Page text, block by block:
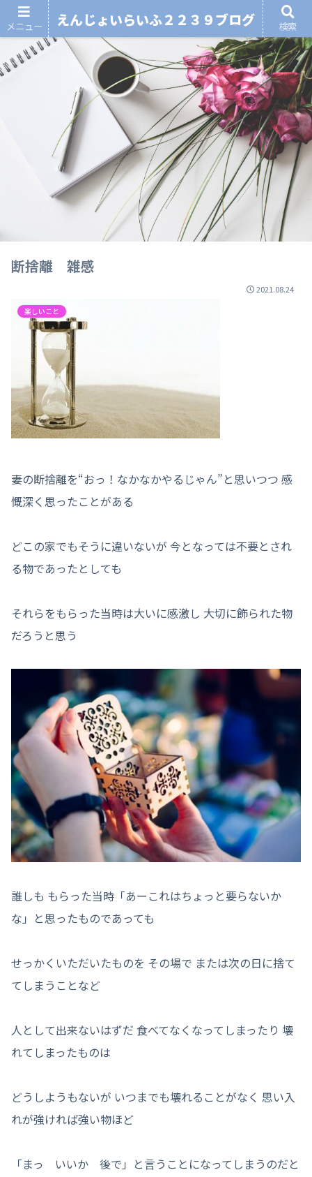
断捨離 雑感
2021.08.24
楽しいこと
妻の断捨離を“おっ！なかなかやるじゃん”と思いつつ 感
慨深く思ったことがある
どこの家でもそうに違いないが 今となっては不要とされ
る物であったとしても
それらをもらった当時は大いに感激し 大切に飾られた物
だろうと思う
誰しも もらった当時「あーこれはちょっと要らないか
な」と思ったものであっても
せっかくいただいたものを その場で または次の日に捨て
てしまうことなど
人として出来ないはずだ 食べてなくなってしまったり 壊
れてしまったものは
どうしようもないが いつまでも壊れることがなく 思い入
れが強ければ強い物ほど
「まっ いいか 後で」と言うことになってしまうのだと
メニュー えんじょいらいふ２２３９ブログ 検索